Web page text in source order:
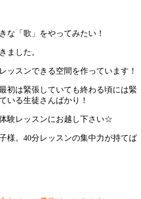
な「歌」をやってみたい！
ました。
ッスンできる空間を作っています！
初は緊張していても終わる頃には緊
いる生徒さんばかり！
験レッスンにお越し下さい☆
様。40分レッスンの集中力が持てば